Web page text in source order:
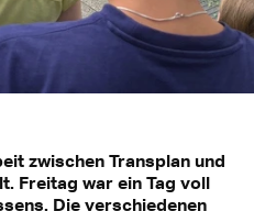
zwischen Transplan und
Freitag war ein Tag voll
Die verschiedenen